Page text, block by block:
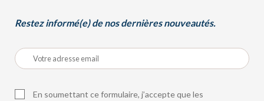
Restez informé(e) de nos dernières nouveautés.
En soumettant ce formulaire, j’accepte que les